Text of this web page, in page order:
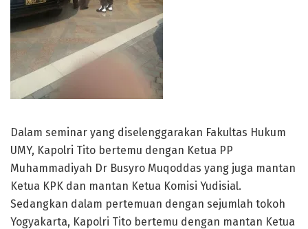
Dalam seminar yang diselenggarakan Fakultas Hukum
UMY, Kapolri Tito bertemu dengan Ketua PP
Muhammadiyah Dr Busyro Muqoddas yang juga mantan
Ketua KPK dan mantan Ketua Komisi Yudisial.
Sedangkan dalam pertemuan dengan sejumlah tokoh
Yogyakarta, Kapolri Tito bertemu dengan mantan Ketua